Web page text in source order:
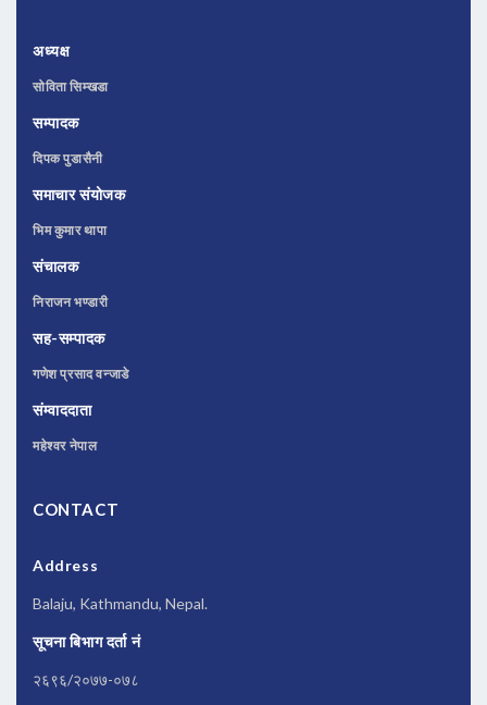
अध्यक्ष
सोविता सिम्खडा
सम्पादक
दिपक पुडासैनी
समाचार संयोजक
भिम कुमार थापा
संचालक
निराजन भण्डारी
सह-सम्पादक
गणेश प्रसाद वन्जाडे
संम्वाददाता
महेश्वर नेपाल
CONTACT
Address
Balaju, Kathmandu, Nepal.
सूचना बिभाग दर्ता नं
२६९६/२०७७-०७८